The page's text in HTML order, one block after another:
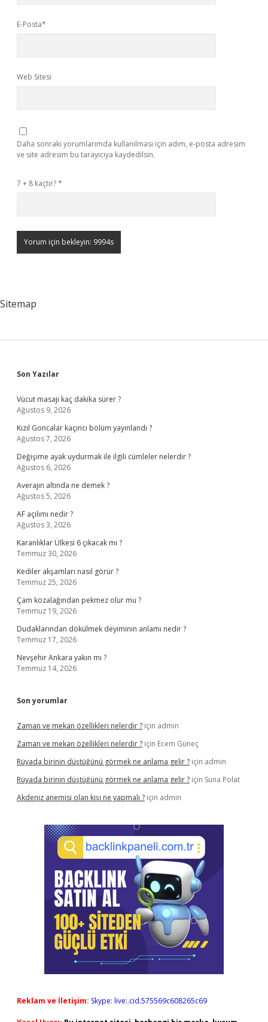
E-Posta*
Web Sitesi
Daha sonraki yorumlarımda kullanılması için adım, e-posta adresim
ve site adresim bu tarayıcıya kaydedilsin.
7 + 8 kaçtır?*
Sitemap
Sidebar
Son Yazılar
Vücut masajı kaç dakika sürer ?
Ağustos 9, 2026
Kızıl Goncalar kaçıncı bölüm yayınlandı ?
Ağustos 7, 2026
Değişime ayak uydurmak ile ilgili cümleler nelerdir ?
Ağustos 6, 2026
Averajın altında ne demek ?
Ağustos 5, 2026
AF açılımı nedir ?
Ağustos 3, 2026
Karanlıklar Ülkesi 6 çıkacak mı ?
Temmuz 30, 2026
Kediler akşamları nasıl görür ?
Temmuz 25, 2026
Çam kozalağından pekmez olur mu ?
Temmuz 19, 2026
Dudaklarından dökülmek deyiminin anlamı nedir ?
Temmuz 17, 2026
Nevşehir Ankara yakın mı ?
Temmuz 14, 2026
Son yorumlar
Zaman ve mekan özellikleri nelerdir ? için admin
Zaman ve mekan özellikleri nelerdir ? için Ecem Güneç
Rüyada birinin düştüğünü görmek ne anlama gelir ? için admin
Rüyada birinin düştüğünü görmek ne anlama gelir ? için Suna Polat
Akdeniz anemisi olan kişi ne yapmalı ? için admin
Reklam ve İletişim: Skype: live:.cid.575569c608265c69